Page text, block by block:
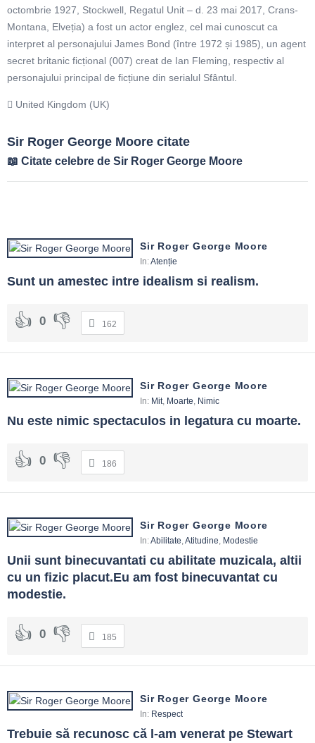
octombrie 1927, Stockwell​, Regatul Unit – d. 23 mai 2017, Crans-
Montana​, Elveția) a fost un actor englez, cel mai cunoscut ca
interpret al personajului James Bond (între 1972 și 1985), un agent
secret britanic ficțional (007) creat de Ian Fleming, respectiv al
personajului principal de ficțiune din serialul Sfântul.
United Kingdom (UK)
Sir Roger George Moore citate
Citate celebre de Sir Roger George Moore
Sir Roger George Moore
In:Atenție
Sunt un amestec intre idealism si realism.
0 162
Sir Roger George Moore
In: Mit, Moarte, Nimic
Nu este nimic spectaculos in legatura cu moarte.
0 186
Sir Roger George Moore
In:Abilitate,Atitudine, Modestie
Unii sunt binecuvantati cu abilitate muzicala, altii
cu un fizic placut.Eu am fost binecuvantat cu
modestie.
0 185
Sir Roger George Moore
In: Respect
Trebuie să recunosc că l-am venerat pe Stewart